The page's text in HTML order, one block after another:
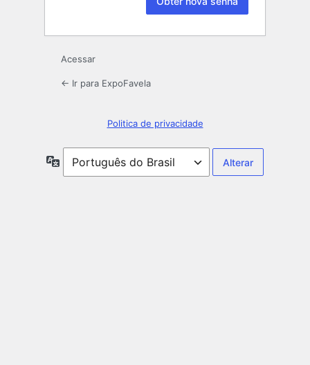
Acessar
← Ir para ExpoFavela
Politica de privacidade
Idioma